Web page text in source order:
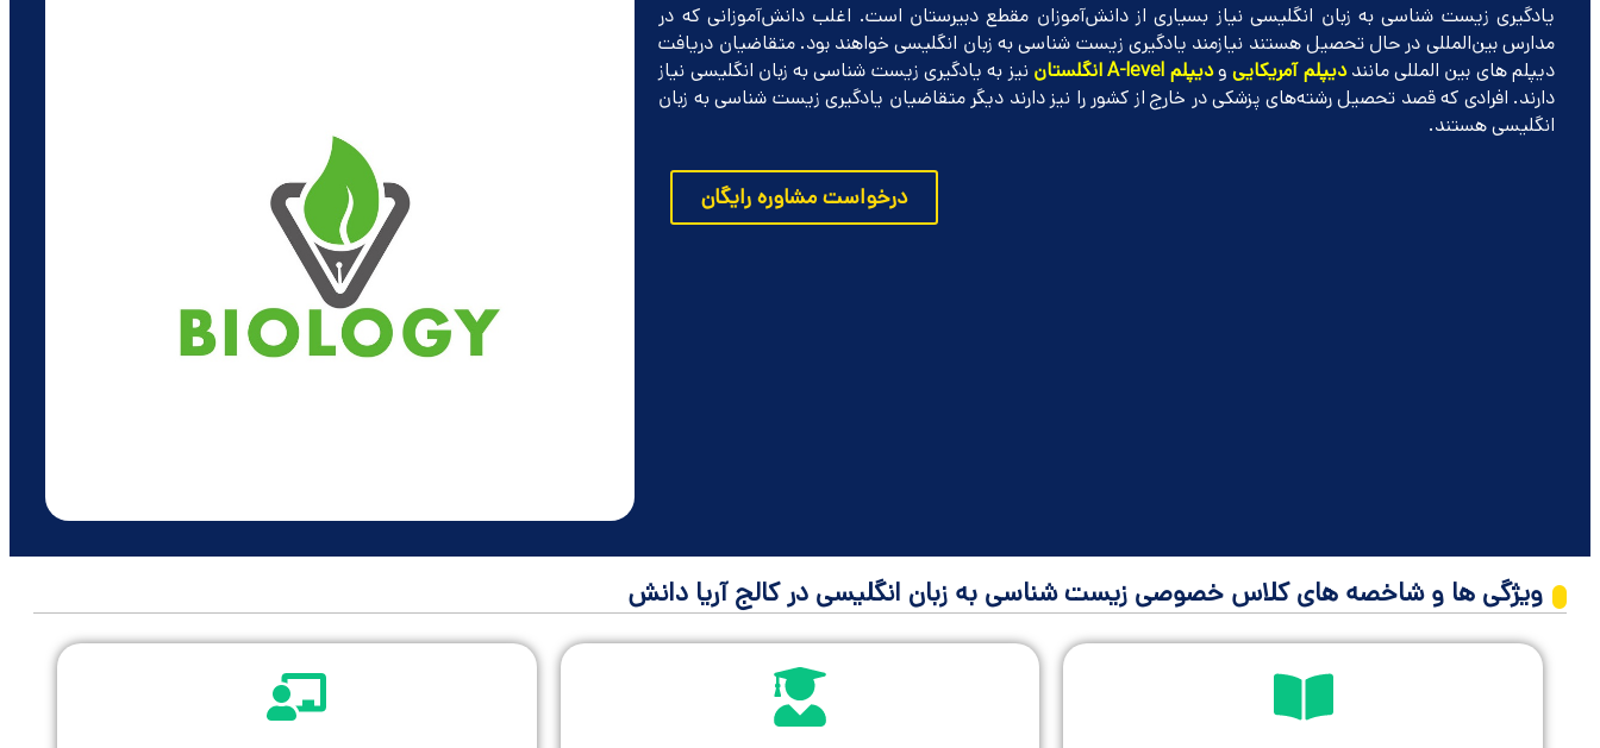
یادگیری زیست شناسی به زبان انگلیسی نیاز بسیاری از دانش‌آموزان مقطع دبیرستان است. اغلب دانش‌آموزانی که در
مدارس بین‌المللی در حال تحصیل هستند نیازمند یادگیری زیست شناسی به زبان انگلیسی خواهند بود. متقاضیان دریافت
دیپلم‌ های بین ‌المللی ماننددیپلم آمریکاییودیپلم A-levelانگلستان نیز به یادگیری زیست شناسی به زبان انگلیسی نیاز
دارند. افرادی که قصد تحصیل رشته‌های پزشکی در خارج از کشور را نیز دارند دیگر متقاضیان یادگیری زیست شناسی به زبان
انگلیسی هستند.
درخواست مشاوره رایگان
ویژگی ها و شاخصه های کلاس خصوصی زیست شناسی به زبان انگلیسی در کالج آریا دانش